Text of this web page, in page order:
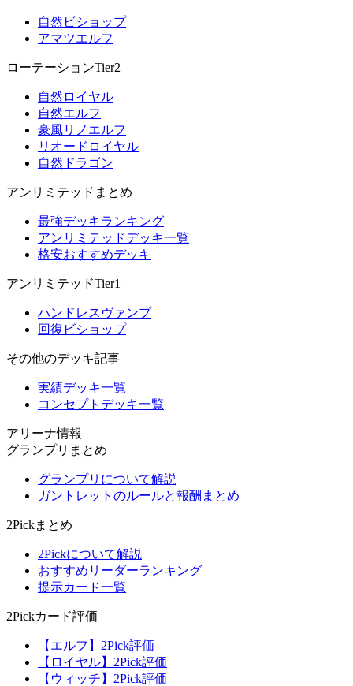
自然ビショップ
アマツエルフ
ローテーションTier2
自然ロイヤル
自然エルフ
豪風リノエルフ
リオードロイヤル
自然ドラゴン
アンリミテッドまとめ
最強デッキランキング
アンリミテッドデッキ一覧
格安おすすめデッキ
アンリミテッドTier1
ハンドレスヴァンプ
回復ビショップ
その他のデッキ記事
実績デッキ一覧
コンセプトデッキ一覧
アリーナ情報
グランプリまとめ
グランプリについて解説
ガントレットのルールと報酬まとめ
2Pickまとめ
2Pickについて解説
おすすめリーダーランキング
提示カード一覧
2Pickカード評価
【エルフ】2Pick評価
【ロイヤル】2Pick評価
【ウィッチ】2Pick評価